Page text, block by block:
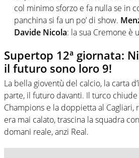
col minimo sforzo e fa nulla se in
panchina si fa un po’ di show.
Davide Nicola: la sua Cremone è
Supertop 12ª giornata:
il futuro sono loro 9!
La bella gioventù del calcio, la carta
parte, il futuro davanti. Il turco
Champions e la doppietta al Cagliari,
era mai calato, trascina la squadra
domani reale, anzi Real.